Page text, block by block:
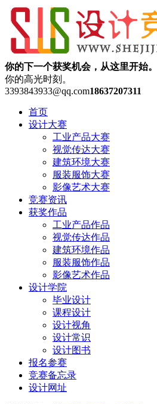
你的下一个获奖机会，从这里开始。
你的高光时刻。
3393843933@qq.com18637207311
首页
设计大赛
工业产品大赛
视觉传达大赛
建筑环境大赛
服装服饰大赛
影像艺术大赛
竞赛资讯
获奖作品
工业产品作品
视觉传达作品
建筑环境作品
服装服饰作品
影像艺术作品
设计学院
毕业设计
课程设计
设计视角
设计常识
设计图书
报名参赛
竞赛备忘录
设计网址